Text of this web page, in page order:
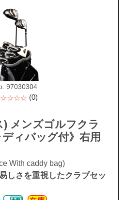
97030304
(0)
メンズゴルフクラ
ィバッグ付》右用
With caddy bag)
しさを重視したクラブセッ